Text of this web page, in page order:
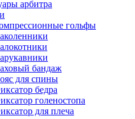
арбитра
гольфы
бандаж
для спины
бедра
голеностопа
для плеча